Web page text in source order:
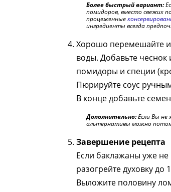
Более быстрый вариант:
помидоров, вместо свежих
процеженные
ингредиенты всегда
Хорошо перемешайте
воды. Добавьте
помидоры и специи
Пюрируйте соус
В конце добавьте
Дополнительно:Если Вы не
альтернативы можно
Завершение рецепта
Если баклажаны уже
разогрейте духовку до
Выложите половину